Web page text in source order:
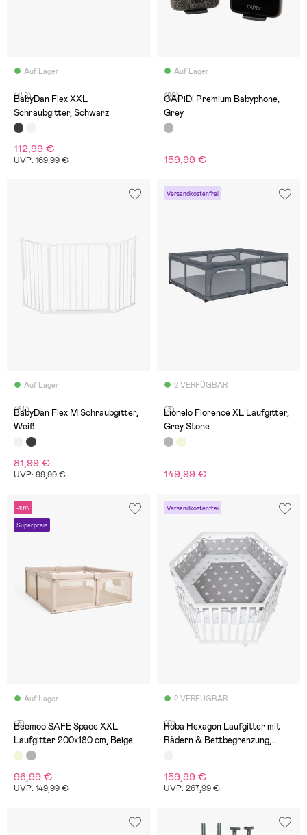
Auf Lager
(148)
BabyDan Flex XXL
Schraubgitter, Schwarz
112,99 €
UVP: 169,99 €
Auf Lager
(20)
CAPiDi Premium Babyphone,
Grey
159,99 €
Auf Lager
(64)
BabyDan Flex M Schraubgitter,
Weiß
81,99 €
UVP: 99,99 €
Versandkostenfrei
2 VERFÜGBAR
(3)
Lionelo Florence XL Laufgitter,
Grey Stone
149,99 €
-19%
Superpreis
Auf Lager
(3)
Beemoo SAFE Space XXL
Laufgitter 200x180 cm, Beige
96,99 €
UVP: 149,99 €
Versandkostenfrei
2 VERFÜGBAR
(0)
Roba Hexagon Laufgitter mit
Rädern & Bettbegrenzung,
159,99 €
UVP: 267,99 €